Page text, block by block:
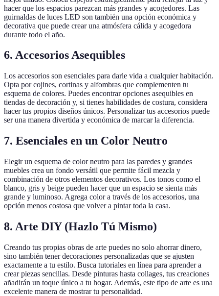
hacer que los espacios parezcan más grandes y acogedores. Las
guirnaldas de luces LED son también una opción económica y
decorativa que puede crear una atmósfera cálida y acogedora
durante todo el año.
6. Accesorios Asequibles
Los accesorios son esenciales para darle vida a cualquier habitación.
Opta por cojines, cortinas y alfombras que complementen tu
esquema de colores. Puedes encontrar opciones asequibles en
tiendas de decoración y, si tienes habilidades de costura, considera
hacer tus propios diseños únicos. Personalizar tus accesorios puede
ser una manera divertida y económica de marcar la diferencia.
7. Esenciales en un Color Neutro
Elegir un esquema de color neutro para las paredes y grandes
muebles crea un fondo versátil que permite fácil mezcla y
combinación de otros elementos decorativos. Los tonos como el
blanco, gris y beige pueden hacer que un espacio se sienta más
grande y luminoso. Agrega color a través de los accesorios, una
opción menos costosa que volver a pintar toda la casa.
8. Arte DIY (Hazlo Tú Mismo)
Creando tus propias obras de arte puedes no solo ahorrar dinero,
sino también tener decoraciones personalizadas que se ajusten
exactamente a tu estilo. Busca tutoriales en línea para aprender a
crear piezas sencillas. Desde pinturas hasta collages, tus creaciones
añadirán un toque único a tu hogar. Además, este tipo de arte es una
excelente manera de mostrar tu personalidad.